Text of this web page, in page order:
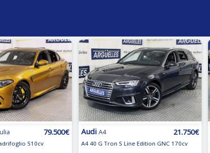
79.500€
510cv
Audi A4 21.750€
A4 40 G Tron S Line Edition GNC 170cv